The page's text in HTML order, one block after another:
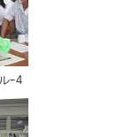
ｰ4